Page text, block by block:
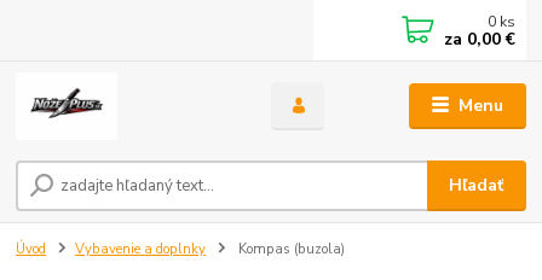
Menu
Hľadať
0 ks
za 0,00 €
Úvod Vybavenie a doplnky Kompas (buzola)